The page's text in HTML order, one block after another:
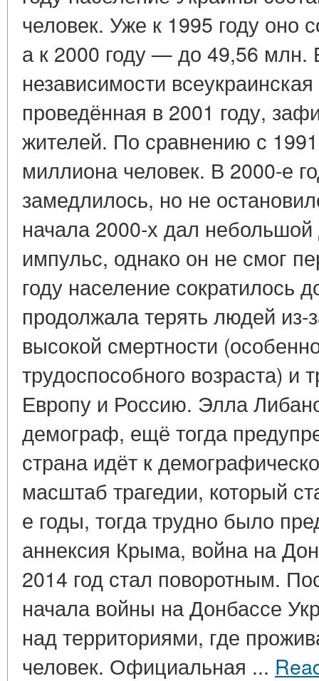
человек. Уже к 1995 году оно
а к 2000 году — до 49,56 млн.
независимости
проведённая в 2001 году,
жителей. По сравнению с
миллиона человек. В 2000-е
замедлилось, но не
начала 2000-х дал
импульс, однако он не смог
году население сократилось
продолжала терять людей из-
высокой смертности
трудоспособного возраста) и
Европу и Россию. Элла
демограф, ещё тогда
страна идёт к
масштаб трагедии, который
е годы, тогда трудно было
аннексия Крыма, война на
2014 год стал поворотным.
начала войны на Донбассе
над территориями, где
человек. Официальная ...